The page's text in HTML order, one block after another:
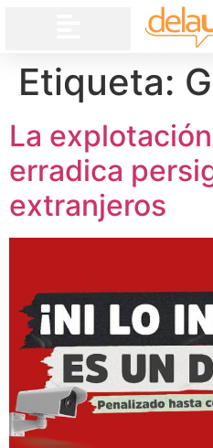
Etiqueta:
La
erradica
extranjeros